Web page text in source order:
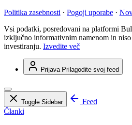
Politika zasebnosti · Pogoji uporabe ·
Vsi podatki, posredovani na platformi
izključno informativnim namenom in
investiranju. Izvedite več
Prijava Prilagodite svoj feed
Toggle Sidebar
Feed
Članki